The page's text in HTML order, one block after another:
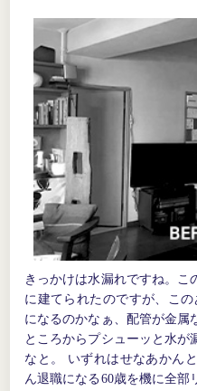
きっかけは水漏れですね。こ
に建てられたのですが、こ
になるのかなぁ、配管が金属
ところからプシューッと水が
なと。 いずれはせなあかん
ん退職になる60歳を機に全部